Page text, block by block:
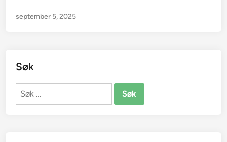
september 5, 2025
Søk
Søk